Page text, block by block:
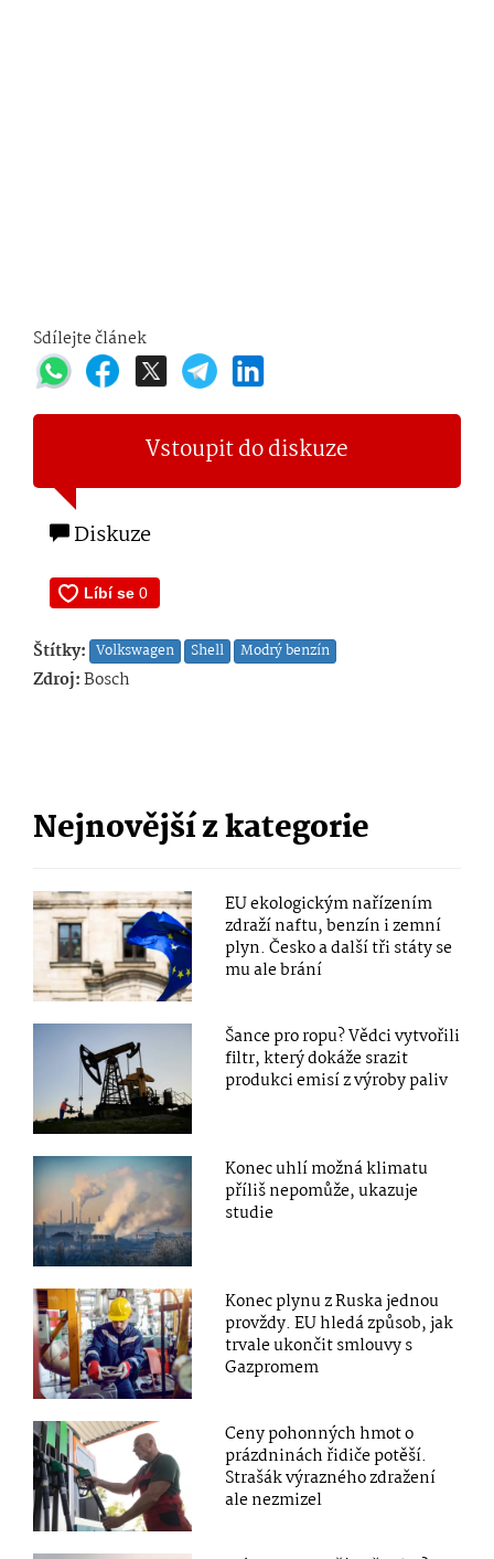
Sdílejte článek
Vstoupit do diskuze
Diskuze
Štítky: Volkswagen Shell Modrý benzín
Zdroj:Bosch
Nejnovější z kategorie
EU ekologickým nařízením
zdraží naftu, benzín i zemní
plyn. Česko a další tři státy se
mu ale brání
Šance pro ropu? Vědci vytvořili
filtr, který dokáže srazit
produkci emisí z výroby paliv
Konec uhlí možná klimatu
příliš nepomůže, ukazuje
studie
Konec plynu z Ruska jednou
provždy. EU hledá způsob, jak
trvale ukončit smlouvy s
Gazpromem
Ceny pohonných hmot o
prázdninách řidiče potěší.
Strašák výrazného zdražení
ale nezmizel